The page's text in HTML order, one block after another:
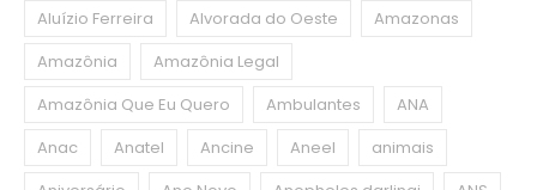
Aluízio Ferreira
Alvorada do Oeste
Amazonas
Amazônia
Amazônia Legal
Amazônia Que Eu Quero
Ambulantes
ANA
Anac
Anatel Ancine Aneel
animais